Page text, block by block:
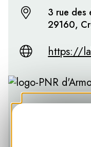
3 rue des
29160,
https://